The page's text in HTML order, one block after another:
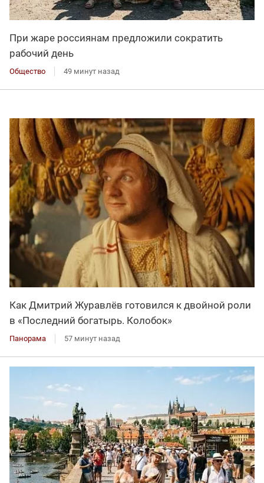
При жаре россиянам предложили сократить
рабочий день
Общество 49 минут назад
Как Дмитрий Журавлёв готовился к двойной роли
в «Последний богатырь. Колобок»
Панорама 57 минут назад